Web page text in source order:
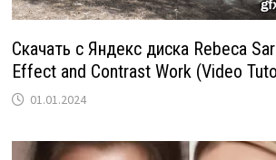
Скачать с Яндекс диска Rebeca
Effect and Contrast Work (Video
01.01.2024